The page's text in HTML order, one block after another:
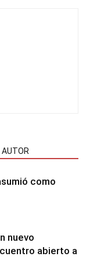
AUTOR
como
nuevo
abierto a